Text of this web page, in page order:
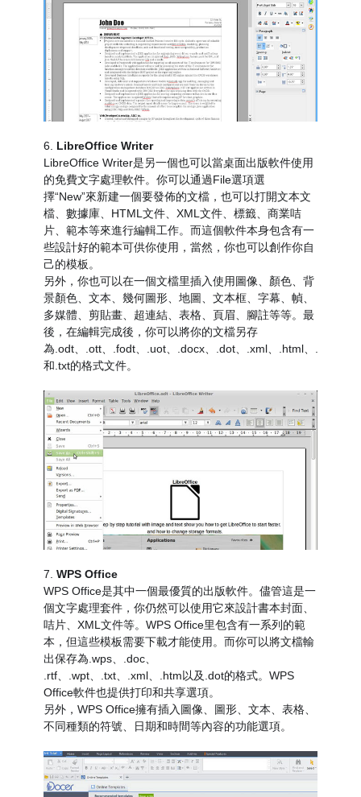
6. LibreOffice Writer
LibreOffice Writer是另一個也可以當桌面出版軟件使用
的免費文字處理軟件。你可以通過File選項選
擇“New”來新建一個要發佈的文檔，也可以打開文本文
檔、數據庫、HTML文件、XML文件、標籤、商業咭
片、範本等來進行編輯工作。而這個軟件本身包含有一
些設計好的範本可供你使用，當然，你也可以創作你自
己的模板。
另外，你也可以在一個文檔里插入使用圖像、顏色、背
景顏色、文本、幾何圖形、地圖、文本框、字幕、幀、
多媒體、剪貼畫、超連結、表格、頁眉、腳註等等。最
後，在編輯完成後，你可以將你的文檔另存
為.odt、.ott、.fodt、.uot、.docx、.dot、.xml、.html、.rtf、
和.txt的格式文件。
7. WPS Office
WPS Office是其中一個最優質的出版軟件。儘管這是一
個文字處理套件，你仍然可以使用它來設計書本封面、
咭片、XML文件等。WPS Office里包含有一系列的範
本，但這些模板需要下載才能使用。而你可以將文檔輸
出保存為.wps、.doc、
.rtf、.wpt、.txt、.xml、.htm以及.dot的格式。WPS
Office軟件也提供打印和共享選項。
另外，WPS Office擁有插入圖像、圖形、文本、表格、
不同種類的符號、日期和時間等內容的功能選項。